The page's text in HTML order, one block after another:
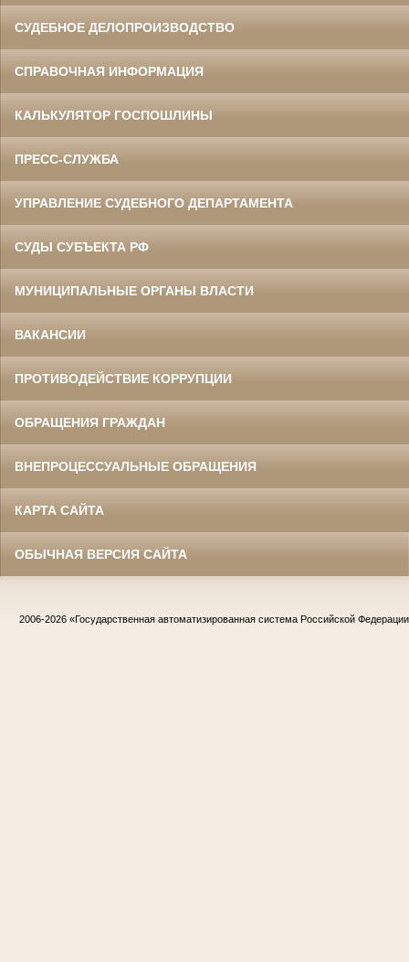
СУДЕБНОЕ ДЕЛОПРОИЗВОДСТВО
СПРАВОЧНАЯ ИНФОРМАЦИЯ
КАЛЬКУЛЯТОР ГОСПОШЛИНЫ
ПРЕСС-СЛУЖБА
УПРАВЛЕНИЕ СУДЕБНОГО ДЕПАРТАМЕНТА
СУДЫ СУБЪЕКТА РФ
МУНИЦИПАЛЬНЫЕ ОРГАНЫ ВЛАСТИ
ВАКАНСИИ
ПРОТИВОДЕЙСТВИЕ КОРРУПЦИИ
ОБРАЩЕНИЯ ГРАЖДАН
ВНЕПРОЦЕССУАЛЬНЫЕ ОБРАЩЕНИЯ
КАРТА САЙТА
ОБЫЧНАЯ ВЕРСИЯ САЙТА
2006-2026 «Государственная автоматизированная система Российской